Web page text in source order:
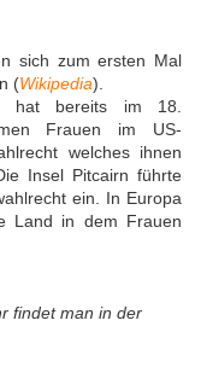
sich zum ersten Mal
(Wikipedia).
hat bereits im 18.
Frauen im US-
welches ihnen
Insel Pitcairn führte
ein. In Europa
Land in dem Frauen
findet man in der